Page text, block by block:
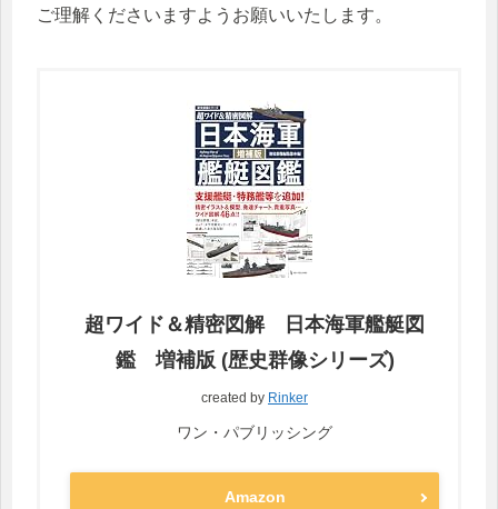
ご理解くださいますようお願いいたします。
超ワイド＆精密図解 日本海軍艦艇図
鑑 増補版 (歴史群像シリーズ)
created by Rinker
ワン・パブリッシング
Amazon